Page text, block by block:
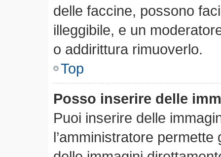
delle faccine, possono
illeggibile, e un
o addirittura rimuoverlo.
Top
Posso inserire delle
Puoi inserire delle
l’amministratore